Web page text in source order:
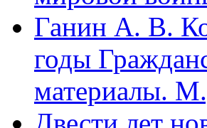
Ганин А. В.
годы
материалы.